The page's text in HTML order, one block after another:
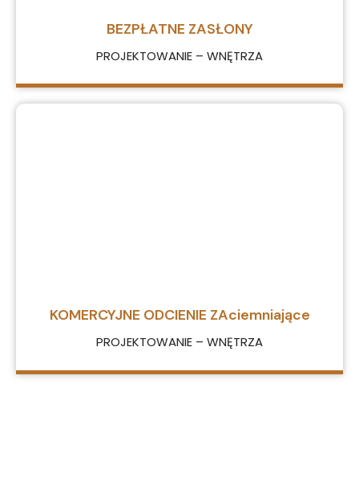
BEZPŁATNE ZASŁONY
PROJEKTOWANIE – WNĘTRZA
KOMERCYJNE ODCIENIE ZAciemniające
PROJEKTOWANIE – WNĘTRZA